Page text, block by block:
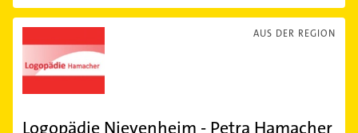
AUS DER REGION
Logopädie Nievenheim - Petra Hamacher